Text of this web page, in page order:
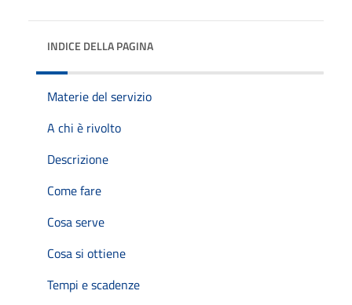
INDICE DELLA PAGINA
Materie del servizio
A chi è rivolto
Descrizione
Come fare
Cosa serve
Cosa si ottiene
Tempi e scadenze